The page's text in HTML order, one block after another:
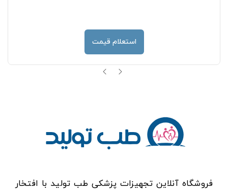
استعلام قیمت
فروشگاه آنلاین تجهیزات پزشکی طب تولید با افتخار